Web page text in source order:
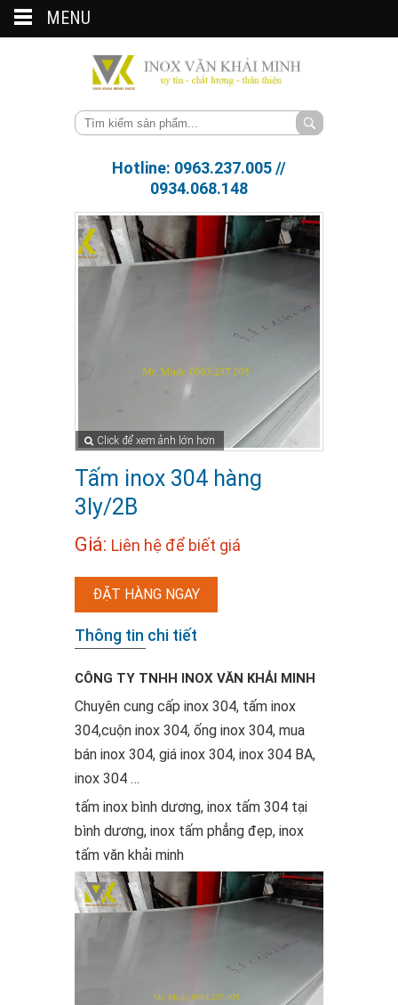
Hotline: 0963.237.005 //
0934.068.148
Click để xem ảnh lớn hơn
Tấm inox 304 hàng
3ly/2B
Giá: Liên hệ để biết giá
ĐẶT HÀNG NGAY
Thông tin chi tiết
CÔNG TY TNHH INOX VĂN KHẢI MINH
Chuyên cung cấp inox 304, tấm inox
304,cuộn inox 304, ống inox 304, mua
bán inox 304, giá inox 304, inox 304 BA,
inox 304 …
tấm inox bình dương, inox tấm 304 tại
bình dương, inox tấm phẳng đẹp, inox
tấm văn khải minh
MENU